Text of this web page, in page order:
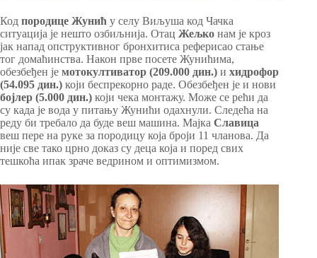
Код породице Жунић у селу Виљуша код Чачка
ситуација је нешто озбиљнија. Отац Жељко нам је кроз
јак напад опструктивног бронхитиса реферисао стање
тог домаћинства. Након прве посете Жунићима,
обезбеђен је мотокултиватор (209.000 дин.) и хидрофор
(54.095 дин.) који беспрекорно раде. Обезбеђен је и нови
бојлер (5.000 дин.) који чека монтажу. Може се рећи да
су када је вода у питању Жунићи одахнули. Следећа на
реду би требало да буде веш машина. Мајка Славица
веш пере на руке за породицу која броји 11 чланова. Да
није све тако црно доказ су деца која и поред свих
тешкоћа ипак зраче ведрином и оптимизмом.